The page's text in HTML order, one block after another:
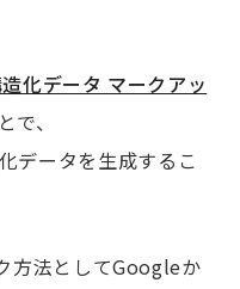
化データ マークアッ
で、
データを生成するこ
方法としてGoogleか